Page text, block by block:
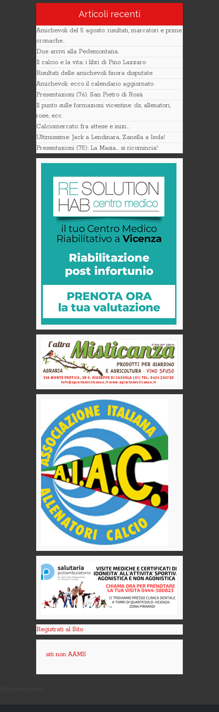
Articoli recenti
Amichevoli del 5 agosto: risultati, marcatori e prime
cronache..
Due arrivi alla Pedemontana.
Il calcio e la vita: i libri di Pino Lazzaro
Risultati delle amichevoli finora disputate
Amichevoli: ecco il calendario aggiornato
Presentazioni (76). San Pietro di Rosà
Il punto sulle formazioni vicentine: ds, allenatori,
rose, ecc.
Calciomercato: fra attese e inizi…
Ultimissime: Jack a Lendinara, Zanella a Isola!
Presentazioni (75): La Masia… si ricomincia!
Registrati al Sito
siti non AAMS